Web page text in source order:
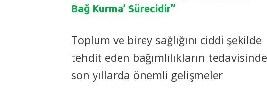
Bağ Kurma’ Sürecidir”
Toplum ve birey sağlığını ciddi şekilde
tehdit eden bağımlılıkların tedavisinde
son yıllarda önemli gelişmeler